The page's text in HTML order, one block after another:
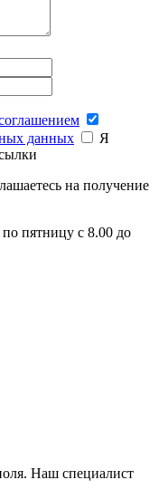
данных
Я
на получение
пятницу с 8.00 до
Наш специалист